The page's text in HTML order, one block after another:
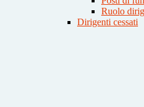
Ruolo
Dirigenti cessati